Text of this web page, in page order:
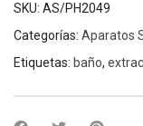
SKU: AS/PH2049
Categorías: Aparatos
Etiquetas: baño,